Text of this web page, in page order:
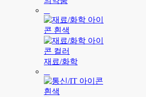
재료/화학